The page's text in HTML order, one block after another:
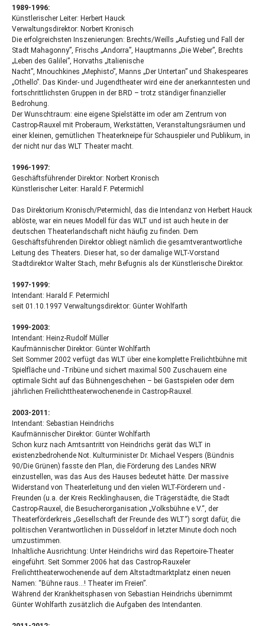
1989-1996:
Künstlerischer Leiter: Herbert Hauck
Verwaltungsdirektor: Norbert Kronisch
Die erfolgreichsten Inszenierungen: Brechts/Weills „Aufstieg und Fall der
Stadt Mahagonny”, Frischs „Andorra”, Hauptmanns „Die Weber”, Brechts
„Leben des Galilei”, Horvaths „Italienische
Nacht”, Mnouchkines „Mephisto”, Manns „Der Untertan” und Shakespeares
„Othello”. Das Kinder- und Jugendtheater wird eine der anerkanntesten und
fortschrittlichsten Gruppen in der BRD – trotz ständiger finanzieller
Bedrohung.
Der Wunschtraum: eine eigene Spielstätte im oder am Zentrum von
Castrop-Rauxel mit Proberaum, Werkstätten, Veranstaltungsräumen und
einer kleinen, gemütlichen Theaterkneipe für Schauspieler und Publikum, in
der nicht nur das WLT Theater macht.
1996-1997:
Geschäftsführender Direktor: Norbert Kronisch
Künstlerischer Leiter: Harald F. Petermichl
Das Direktorium Kronisch/Petermichl, das die Intendanz von Herbert Hauck
ablöste, war ein neues Modell für das WLT und ist auch heute in der
deutschen Theaterlandschaft nicht häufig zu finden. Dem
Geschäftsführenden Direktor obliegt nämlich die gesamtverantwortliche
Leitung des Theaters. Dieser hat, so der damalige WLT-Vorstand
Stadtdirektor Walter Stach, mehr Befugnis als der Künstlerische Direktor.
1997-1999:
Intendant: Harald F. Petermichl
seit 01.10.1997 Verwaltungsdirektor: Günter Wohlfarth
1999-2003:
Intendant: Heinz-Rudolf Müller
Kaufmännischer Direktor: Günter Wohlfarth
Seit Sommer 2002 verfügt das WLT über eine komplette Freilichtbühne mit
Spielfläche und -Tribüne und sichert maximal 500 Zuschauern eine
optimale Sicht auf das Bühnengeschehen – bei Gastspielen oder dem
jährlichen Freilichttheaterwochenende in Castrop-Rauxel.
2003-2011:
Intendant: Sebastian Heindrichs
Kaufmännischer Direktor: Günter Wohlfarth
Schon kurz nach Amtsantritt von Heindrichs gerät das WLT in
existenzbedrohende Not. Kulturminister Dr. Michael Vespers (Bündnis
90/Die Grünen) fasste den Plan, die Förderung des Landes NRW
einzustellen, was das Aus des Hauses bedeutet hätte. Der massive
Widerstand von Theaterleitung und den vielen WLT-Förderern und -
Freunden (u.a. der Kreis Recklinghausen, die Trägerstädte, die Stadt
Castrop-Rauxel, die Besucherorganisation „Volksbühne e.V.“, der
Theaterförderkreis „Gesellschaft der Freunde des WLT“) sorgt dafür, die
politischen Verantwortlichen in Düsseldorf in letzter Minute doch noch
umzustimmen.
Inhaltliche Ausrichtung: Unter Heindrichs wird das Repertoire-Theater
eingeführt. Seit Sommer 2006 hat das Castrop-Rauxeler
Freilichttheaterwochenende auf dem Altstadtmarktplatz einen neuen
Namen: “Bühne raus…! Theater im Freien”.
Während der Krankheitsphasen von Sebastian Heindrichs übernimmt
Günter Wohlfarth zusätzlich die Aufgaben des Intendanten.